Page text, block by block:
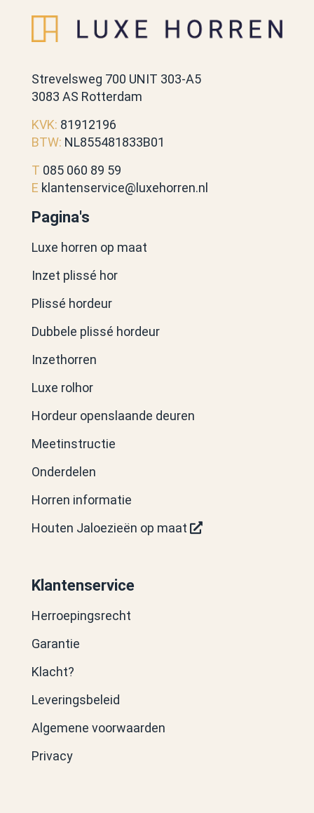
Strevelsweg 700 UNIT 303-A5
3083 AS Rotterdam
KVK: 81912196
BTW: NL855481833B01
T 085 060 89 59
E klantenservice@luxehorren.nl
Pagina's
Luxe horren op maat
Inzet plissé hor
Plissé hordeur
Dubbele plissé hordeur
Inzethorren
Luxe rolhor
Hordeur openslaande deuren
Meetinstructie
Onderdelen
Horren informatie
Houten Jaloezieën op maat
Klantenservice
Herroepingsrecht
Garantie
Klacht?
Leveringsbeleid
Algemene voorwaarden
Privacy